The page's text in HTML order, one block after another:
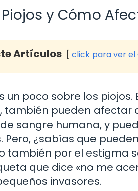
y Cómo
Artículos click para ver el
un poco sobre los
también pueden afectar
sangre humana, y
Pero, ¿sabías que
también por el estigma
que dice «no me
invasores.